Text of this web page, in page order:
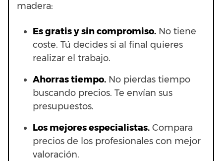
madera:
Es gratis y sin compromiso. No tiene
coste. Tú decides si al final quieres
realizar el trabajo.
Ahorras tiempo. No pierdas tiempo
buscando precios. Te envían sus
presupuestos.
Los mejores especialistas. Compara
precios de los profesionales con mejor
valoración.